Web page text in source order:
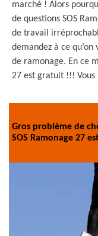
marché ! Alors
de questions SOS
de travail
demandez à ce
de ramonage. En ce
27 est gratuit !!!
Gros problème de
SOS Ramonage 27